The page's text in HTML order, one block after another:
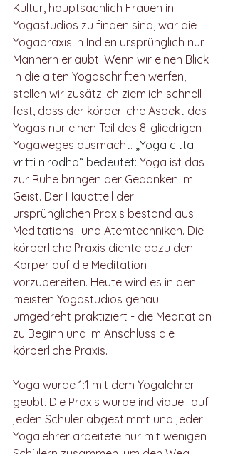
Kultur, hauptsächlich Frauen in
Yogastudios zu finden sind, war die
Yogapraxis in Indien ursprünglich nur
Männern erlaubt. Wenn wir einen Blick
in die alten Yogaschriften werfen,
stellen wir zusätzlich ziemlich schnell
fest, dass der körperliche Aspekt des
Yogas nur einen Teil des 8-gliedrigen
Yogaweges ausmacht. „Yoga citta
vritti nirodha“ bedeutet: Yoga ist das
zur Ruhe bringen der Gedanken im
Geist. Der Hauptteil der
ursprünglichen Praxis bestand aus
Meditations- und Atemtechniken. Die
körperliche Praxis diente dazu den
Körper auf die Meditation
vorzubereiten. Heute wird es in den
meisten Yogastudios genau
umgedreht praktiziert - die Meditation
zu Beginn und im Anschluss die
körperliche Praxis.
Yoga wurde 1:1 mit dem Yogalehrer
geübt. Die Praxis wurde individuell auf
jeden Schüler abgestimmt und jeder
Yogalehrer arbeitete nur mit wenigen